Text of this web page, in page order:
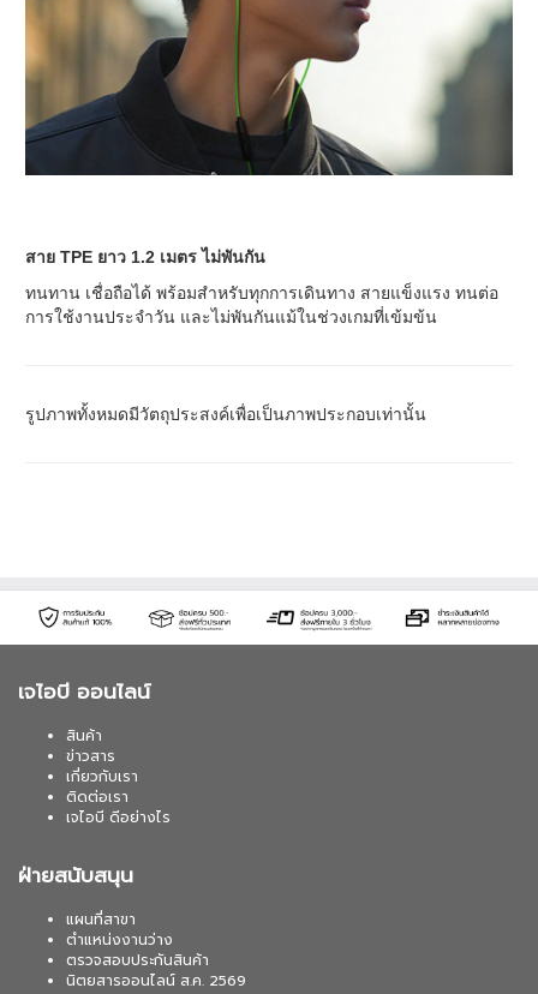
สาย TPE ยาว 1.2 เมตร ไม่พันกัน
ทนทาน เชื่อถือได้ พร้อมสำหรับทุกการเดินทาง สายแข็งแรง ทนต่อ
การใช้งานประจำวัน และไม่พันกันแม้ในช่วงเกมที่เข้มข้น
รูปภาพทั้งหมดมีวัตถุประสงค์เพื่อเป็นภาพประกอบเท่านั้น
เจไอบี ออนไลน์
สินค้า
ข่าวสาร
เกี่ยวกับเรา
ติดต่อเรา
เจไอบี ดีอย่างไร
ฝ่ายสนับสนุน
แผนที่สาขา
ตำแหน่งงานว่าง
ตรวจสอบประกันสินค้า
นิตยสารออนไลน์ ส.ค. 2569